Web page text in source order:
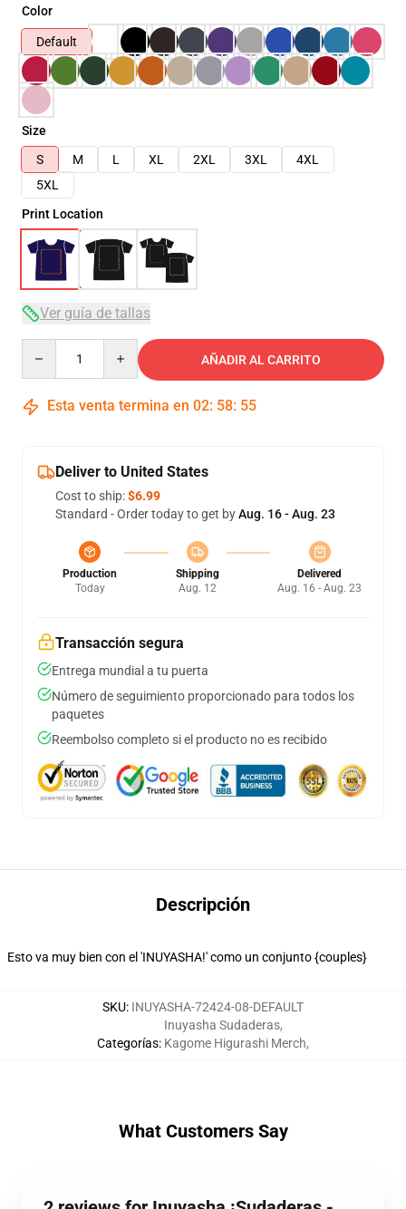
Color
Default
Size
S
M L XL 2XL 3XL
4XL
5XL
Print Location
Ver guía de tallas
AÑADIR AL CARRITO
Esta venta termina en 02: 58: 54
Deliver to United States
Cost to ship:$6.99
Standard - Order today to get byAug. 16 - Aug. 23
Production
Today
Shipping
Aug. 12
Delivered
Aug. 16 - Aug. 23
Transacción segura
Entrega mundial a tu puerta
Número de seguimiento proporcionado para todos los
paquetes
Reembolso completo si el producto no es recibido
Descripción
Esto va muy bien con el 'INUYASHA!' como un conjunto {couples}
SKU: INUYASHA-72424-08-DEFAULT
Categorías:
Inuyasha Sudaderas,
Kagome Higurashi Merch,
What Customers Say